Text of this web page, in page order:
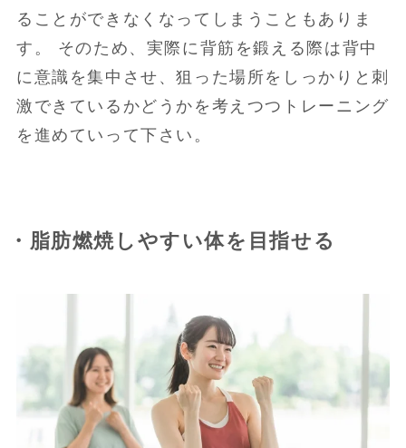
ることができなくなってしまうこともありま
す。 そのため、実際に背筋を鍛える際は背中
に意識を集中させ、狙った場所をしっかりと刺
激できているかどうかを考えつつトレーニング
を進めていって下さい。
・脂肪燃焼しやすい体を目指せる